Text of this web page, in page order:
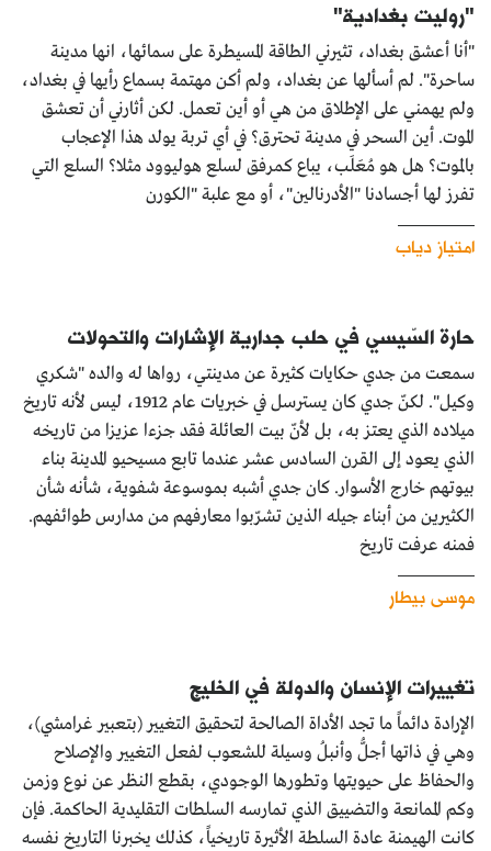
"روليت بغدادية"
"أنا أعشق بغداد، تثيرني الطاقة المسيطرة على سمائها، انها مدينة
ساحرة". لم أسألها عن بغداد، ولم أكن مهتمة بسماع رأيها في بغداد،
ولم يهمني على الإطلاق من هي أو أين تعمل. لكن أثارني أن تعشق
الموت. أين السحر في مدينة تحترق؟ في أي تربة يولد هذا الإعجاب
بالموت؟ هل هو مُعَلَب، يباع كمرفق لسلع هوليوود مثلا؟ السلع التي
تفرز لها أجسادنا "الأدرنالين"، أو مع علبة "الكورن
امتياز دياب
حارة السّيسي في حلب جدارية الإشارات والتحولات
سمعت من جدي حكايات كثيرة عن مدينتي، رواها له والده "شكري
وكيل". لكنّ جدي كان يسترسل في خبريات عام 1912، ليس لأنه تاريخ
ميلاده الذي يعتز به، بل لأنّ بيت العائلة فقد جزءا عزيزا من تاريخه
الذي يعود إلى القرن السادس عشر عندما تابع مسيحيو المدينة بناء
بيوتهم خارج الأسوار. كان جدي أشبه بموسوعة شفوية، شأنه شأن
الكثيرين من أبناء جيله الذين تشرّبوا معارفهم من مدارس طوائفهم.
فمنه عرفت تاريخ
موسى بيطار
تغييرات الإنسان والدولة في الخليج
الإرادة دائماً ما تجد الأداة الصالحة لتحقيق التغيير (بتعبير غرامشي)،
وهي في ذاتها أجلُّ وأنبلُ وسيلة للشعوب لفعل التغيير والإصلاح
والحفاظ على حيويتها وتطورها الوجودي، بقطع النظر عن نوع وزمن
وكم الممانعة والتضييق الذي تمارسه السلطات التقليدية الحاكمة. فإن
كانت الهيمنة عادة السلطة الأثيرة تاريخياً، كذلك يخبرنا التاريخ نفسه